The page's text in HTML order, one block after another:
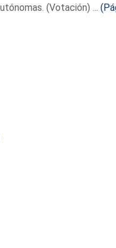
(Votación) ...